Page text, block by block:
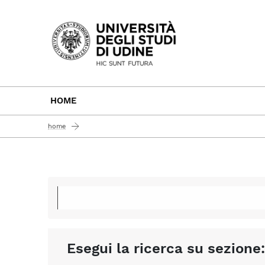
Passa al contenuto principale
HOME
home
Esegui la ricerca su sezione: